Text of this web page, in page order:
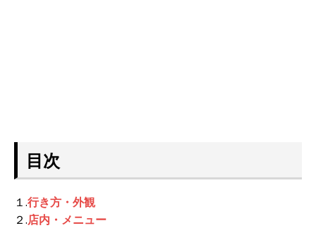
目次
１.行き方・外観
２.店内・メニュー